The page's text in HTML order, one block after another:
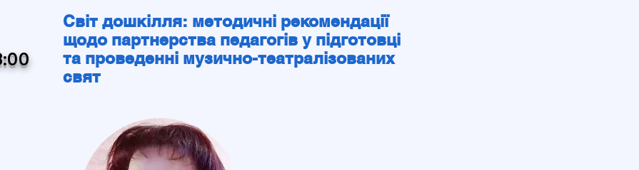
першу літеру імені.
було вказано тільки ім'я або
такі сертифікати не були
Світ дошкілля: методичні рекомендації
щодо партнерства педагогів у підготовці
та проведенні музично-театралізованих
свят